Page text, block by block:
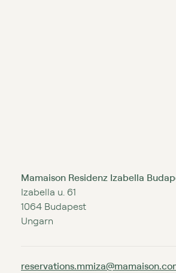
Mamaison Residenz Izabella
Izabella u. 61
1064 Budapest
Ungarn